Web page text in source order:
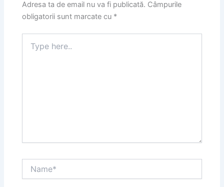
Adresa ta de email nu va fi publicată. Câmpurile
obligatorii sunt marcate cu *
here..